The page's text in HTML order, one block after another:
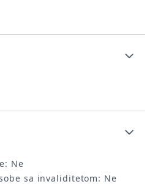
Ne
sa invaliditetom: Ne